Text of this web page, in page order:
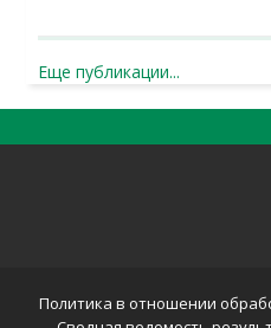
Еще публикации...
Политика в отношении